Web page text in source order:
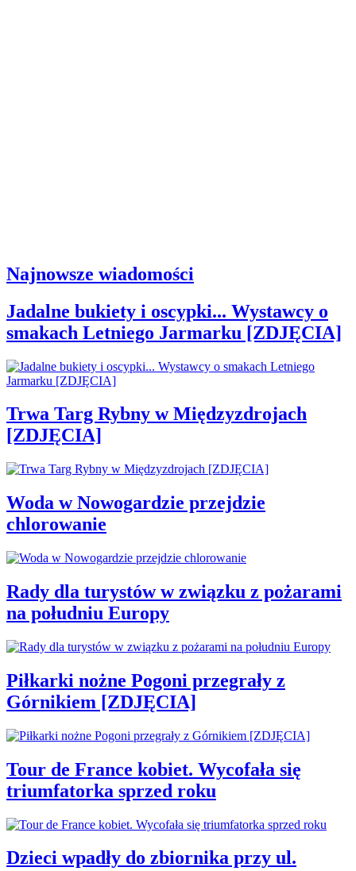
Najnowsze wiadomości
Jadalne bukiety i oscypki... Wystawcy o
smakach Letniego Jarmarku [ZDJĘCIA]
Trwa Targ Rybny w Międzyzdrojach
[ZDJĘCIA]
Woda w Nowogardzie przejdzie
chlorowanie
Rady dla turystów w związku z pożarami
na południu Europy
Piłkarki nożne Pogoni przegrały z
Górnikiem [ZDJĘCIA]
Tour de France kobiet. Wycofała się
triumfatorka sprzed roku
Dzieci wpadły do zbiornika przy ul.